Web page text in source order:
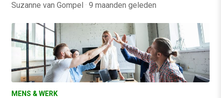
Suzanne van Gompel · 9 maanden geleden
MENS & WERK